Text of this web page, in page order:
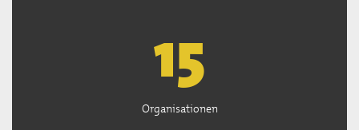
15
Organisationen